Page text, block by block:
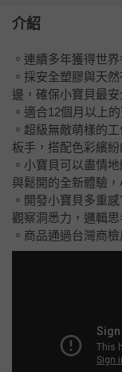
介紹
。連續多年獲得世
。採安全塑膠與天
邊，確保小寶貝最
。適合12個月以上
。超級無敵萌樣的
板手，搭配色彩繽
。小寶貝可以盡情
與鬆開的全新體驗
。開發小寶貝多重
觀察洞悉力，邏輯
。商品通過台灣商